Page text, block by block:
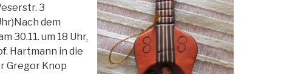
3
Nach dem
30.11. um 18 Uhr,
Hartmann in die
Gregor Knop